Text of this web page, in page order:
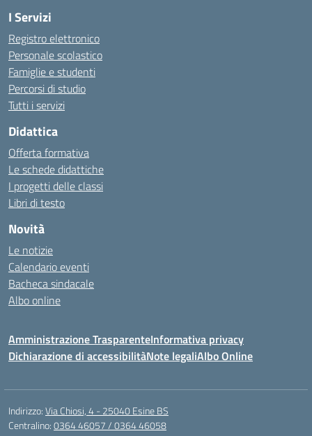
I Servizi
Registro elettronico
Personale scolastico
Famiglie e studenti
Percorsi di studio
Tutti i servizi
Didattica
Offerta formativa
Le schede didattiche
I progetti delle classi
Libri di testo
Novità
Le notizie
Calendario eventi
Bacheca sindacale
Albo online
Amministrazione TrasparenteInformativa privacy
Dichiarazione di accessibilitàNote legaliAlbo Online
Indirizzo:Via Chiosi, 4 - 25040 Esine BS
Centralino:0364 46057 / 0364 46058